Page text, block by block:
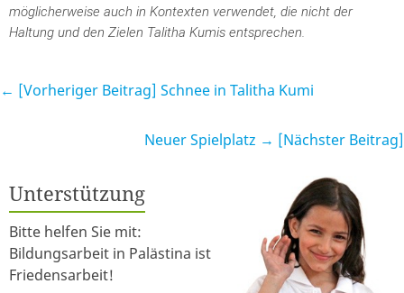
möglicherweise auch in Kontexten verwendet, die nicht der
Haltung und den Zielen Talitha Kumis entsprechen.
← [Vorheriger Beitrag] Schnee in Talitha Kumi
Neuer Spielplatz → [Nächster Beitrag]
Unterstützung
Bitte helfen Sie mit:
Bildungsarbeit in Palästina ist
Friedensarbeit!